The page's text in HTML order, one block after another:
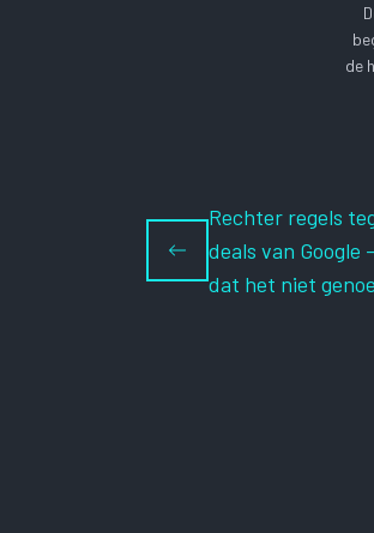
de
Rechter regels
deals van Google
dat het niet